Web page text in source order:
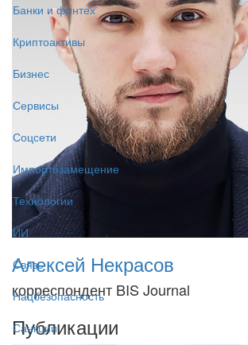
Банки и финтех
Криптоактивы
Бизнес
Сервисы
Соцсети
Импортозамещение
Технологии
ИИ
Связь
Нацбезопасность
Санкции
Алексей Некрасов
корреспондент BIS Journal
Публикации